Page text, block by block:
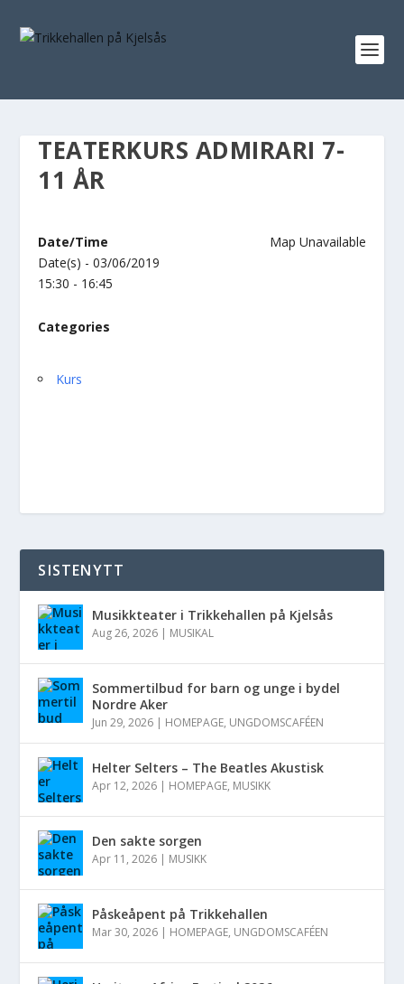
TEATERKURS ADMIRARI 7-
11 ÅR
Map Unavailable
Date/Time
Date(s) - 03/06/2019
15:30 - 16:45
Categories
Kurs
SISTENYTT
Musikkteater i Trikkehallen på Kjelsås
Aug 26, 2026 | MUSIKAL
Sommertilbud for barn og unge i bydel
Nordre Aker
Jun 29, 2026 | HOMEPAGE, UNGDOMSCAFÉEN
Helter Selters – The Beatles Akustisk
Apr 12, 2026 | HOMEPAGE, MUSIKK
Den sakte sorgen
Apr 11, 2026 | MUSIKK
Påskeåpent på Trikkehallen
Mar 30, 2026 | HOMEPAGE, UNGDOMSCAFÉEN